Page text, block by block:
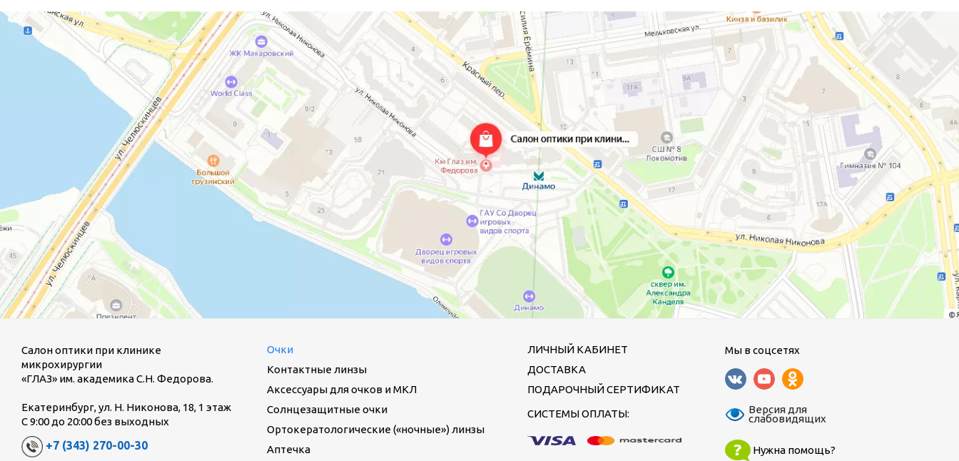
Салон оптики при клинике
микрохирургии
«ГЛАЗ» им. академика С.Н. Федорова.
Екатеринбург, ул. Н. Никонова, 18, 1 этаж
С 9:00 до 20:00 без выходных
+7 (343) 270-00-30
Очки
Контактные линзы
Аксессуары для очков и МКЛ
Солнцезащитные очки
Ортокератологические («ночные») линзы
Аптечка
ЛИЧНЫЙ КАБИНЕТ
ДОСТАВКА
ПОДАРОЧНЫЙ СЕРТИФИКАТ
СИСТЕМЫ ОПЛАТЫ:
Мы в соцсетях
Версия для
слабовидящих
Нужна помощь?